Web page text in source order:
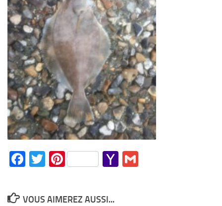
Facebook
TwitterPinterestYahoo
VOUS AIMEREZ AUSSI...